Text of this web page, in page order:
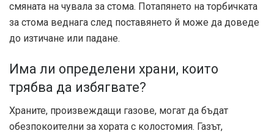
смяната на чувала за стома. Потапянето на торбичката
за стома веднага след поставянето й може да доведе
до изтичане или падане.
Има ли определени храни, които
трябва да избягвате?
Храните, произвеждащи газове, могат да бъдат
обезпокоителни за хората с колостомия. Газът,